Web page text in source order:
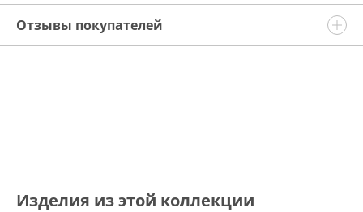
Отзывы покупателей
Изделия из этой коллекции